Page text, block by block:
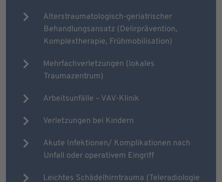
Alterstraumatologisch-geriatrischer
Behandlungsansatz (Delirprävention,
Komplextherapie, Frühmobilisation)
Mehrfachverletzungen (lokales
Traumazentrum)
Arbeitsunfälle – VAV-Klinik
Verletzungen bei Kindern
Akute Infektionen/ Komplikationen nach
Unfall oder operativem Eingriff
Leichtes Schädelhirntrauma (Teleradiologie